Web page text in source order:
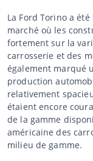
La Ford Torino a
marché où les
fortement sur la
carrosserie et des
également marqué
production
relativement
étaient encore
de la gamme
américaine des
milieu de gamme.